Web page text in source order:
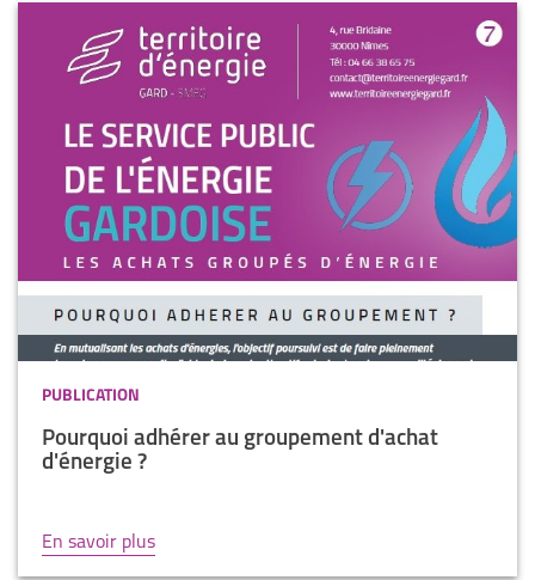
PUBLICATION
Pourquoi adhérer au groupement d'achat
d'énergie ?
En savoir plus